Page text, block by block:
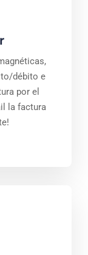
débito e
por el
la factura